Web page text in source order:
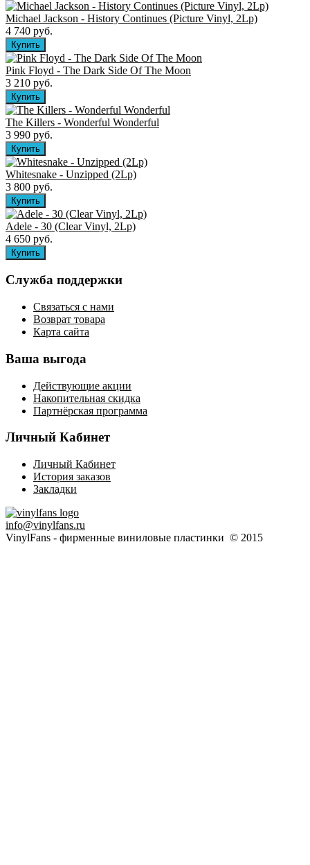
Michael Jackson - History Continues (Picture Vinyl, 2Lp)
4 740 руб.
Pink Floyd - The Dark Side Of The Moon
3 210 руб.
The Killers ‎- Wonderful Wonderful
3 990 руб.
Whitesnake - Unzipped (2Lp)
3 800 руб.
Adele - 30 (Clear Vinyl, 2Lp)
4 650 руб.
Служба поддержки
Связаться с нами
Возврат товара
Карта сайта
Ваша выгода
Действующие акции
Накопительная скидка
Партнёрская программа
Личный Кабинет
Личный Кабинет
История заказов
Закладки
info@vinylfans.ru
VinylFans - фирменные виниловые пластинки © 2015